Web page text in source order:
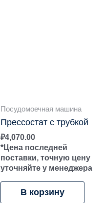
Посудомоечная машина
Прессостат с трубкой
₽4,070.00
*Цена последней
поставки, точную цену
уточняйте у менеджера
В корзину